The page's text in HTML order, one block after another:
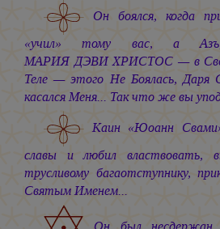
Он боялся, когда
«учил» тому вас, а
МАРИЯ ДЭВИ ХРИСТОС —в
Теле — этого Не Боялась,
касался Меня... Так что же вы
Каин «Юоанн
славы и любил властвовать,
трусливому багаотступнику,
Святым Именем...